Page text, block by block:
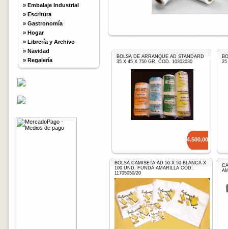
» Embalaje Industrial
» Escritura
» Gastronomía
» Hogar
» Librería y Archivo
» Navidad
» Regalería
BOLSA DE ARRANQUE AD STANDARD
35 X 45 X 750 GR. COD. 10302030
14.500,00
25
BOLSA CAMISETA AD 50 X 50 BLANCA X
100 UND. FUNDA AMARILLA COD.
11705050/20